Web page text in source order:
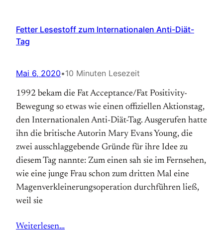
Fetter Lesestoff zum Internationalen Anti-Diät-
Tag
Mai 6, 2020•10 Minuten Lesezeit
1992 bekam die Fat Acceptance/Fat Positivity-
Bewegung so etwas wie einen offiziellen Aktions­tag,
den Internationalen Anti-Diät-Tag. Aus­gerufen hatte
ihn die britische Autorin Mary Evans Young, die
zwei ausschlaggebende Gründe für ihre Idee zu
diesem Tag nannte: Zum einen sah sie im Fernsehen,
wie eine junge Frau schon zum dritten Mal eine
Magen­verkleinerungs­operation durchführen ließ,
weil sie
Weiterlesen…